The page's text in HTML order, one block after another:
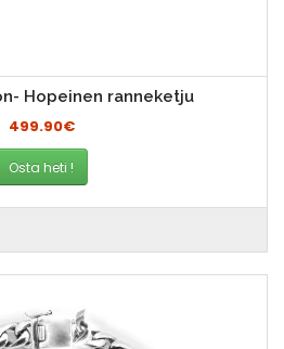
Hopeinen ranneketju
499.90€
Osta heti !